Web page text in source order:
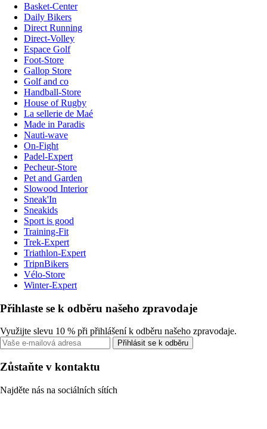
Basket-Center
Daily Bikers
Direct Running
Direct-Volley
Espace Golf
Foot-Store
Gallop Store
Golf and co
Handball-Store
House of Rugby
La sellerie de Maé
Made in Paradis
Nauti-wave
On-Fight
Padel-Expert
Pecheur-Store
Pet and Garden
Slowood Interior
Sneak'In
Sneakids
Sport is good
Training-Fit
Trek-Expert
Triathlon-Expert
TripnBikers
Vélo-Store
Winter-Expert
Přihlaste se k odběru našeho zpravodaje
Využijte slevu 10 % při přihlášení k odběru našeho zpravodaje.
Přihlásit se k odběru
Zůstaňte v kontaktu
Najděte nás na sociálních sítích